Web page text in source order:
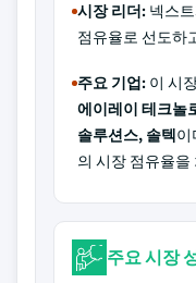
시장 리더: 넥스
점유율로 선도하
주요 기업: 이 시
에이레이 테크놀
솔루션스, 솔텍이
의 시장 점유율
주요 시장